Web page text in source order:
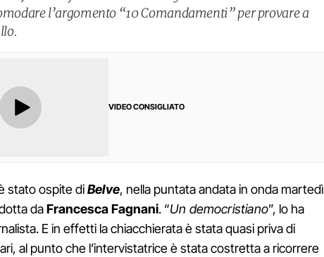
l’argomento “10 Comandamenti” per provare a
VIDEO CONSIGLIATO
stato ospite diBelve, nella puntata andata in onda martedì
daFrancesca Fagnani. “Un democristiano”, lo ha
E in effetti la chiacchierata è stata quasi priva di
al punto che l’intervistatrice è stata costretta a ricorrere